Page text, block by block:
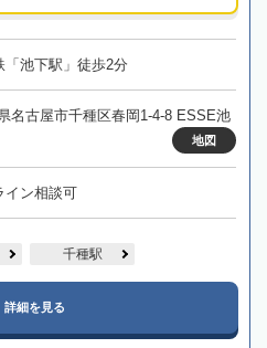
池下駅」徒歩2分
名古屋市千種区春岡1-4-8 ESSE池
地図
イン相談可
千種駅
詳細を見る